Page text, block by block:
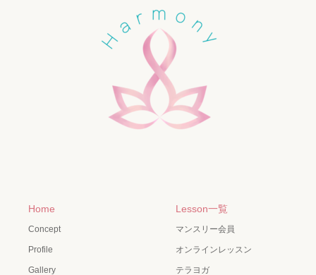
Home
Concept
Profile
Gallery
Lesson一覧
マンスリー会員
オンラインレッスン
テラヨガ